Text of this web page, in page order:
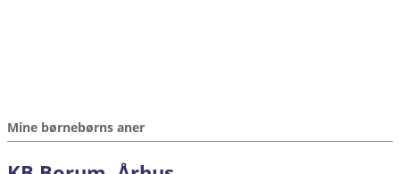
Mine børnebørns aner